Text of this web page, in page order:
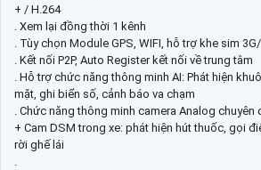
+ / H.264
. Xem lại đồng thời 1 kênh
. Tùy chọn Module GPS, WIFI, hỗ trợ khe sim
. Kết nối P2P, Auto Register kết nối về trung tâm
. Hỗ trợ chức năng thông minh AI: Phát hiện
mặt, ghi biển số, cảnh báo va chạm
. Chức năng thông minh camera Analog chuyên
+ Cam DSM trong xe: phát hiện hút thuốc, gọi
rời ghế lái